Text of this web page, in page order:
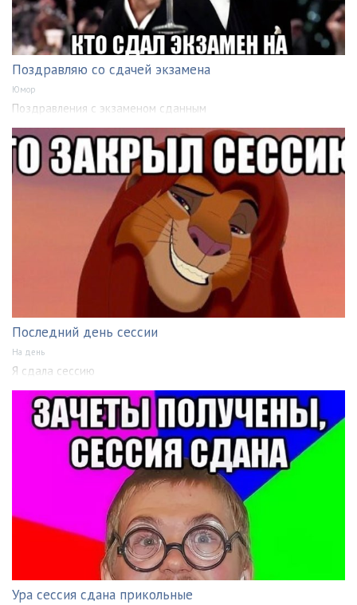
Поздравляю со сдачей экзамена
Юмор
Поздравления с экзаменом сданным
Последний день сессии
На день
Я сдала сессию
Ура сессия сдана прикольные